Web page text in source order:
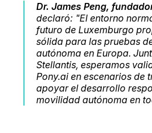
Dr. James Peng,
declaró: "El entorno
futuro de Luxemburgo
sólida para las pruebas
autónoma en Europa.
Stellantis, esperamos
Pony.ai en escenarios de
apoyar el desarrollo
movilidad autónoma en